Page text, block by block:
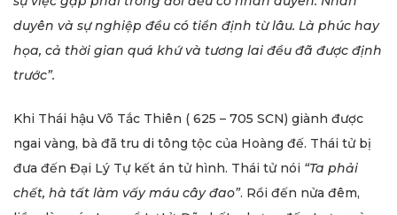
duyên và sự nghiệp đều có tiền định từ lâu. Là phúc hay
họa, cả thời gian quá khứ và tương lai đều đã được định
trước”.
Khi Thái hậu Võ Tắc Thiên ( 625 – 705 SCN) giành được
ngai vàng, bà đã tru di tông tộc của Hoàng đế. Thái tử bị
đưa đến Đại Lý Tự kết án tử hình. Thái tử nói “Ta phải
chết, hà tất làm vấy máu cây đao”. Rồi đến nửa đêm,